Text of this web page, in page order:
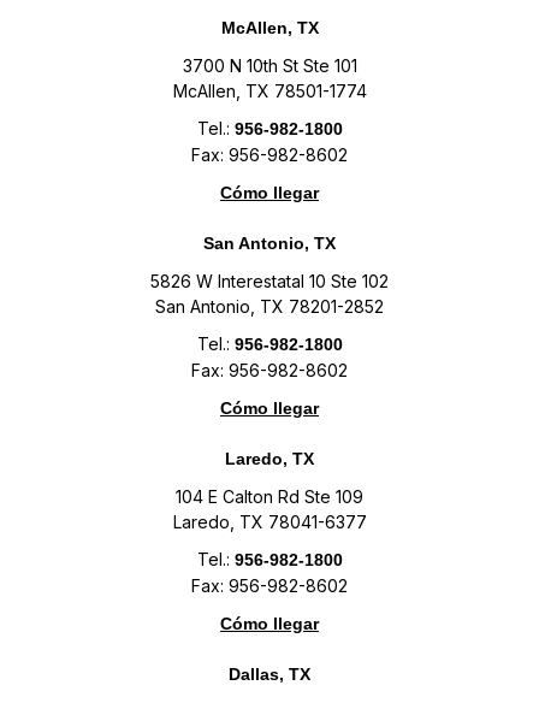
McAllen, TX
3700 N 10th St Ste 101
McAllen, TX 78501-1774
Tel.: 956-982-1800
Fax: 956-982-8602
Cómo llegar
San Antonio, TX
5826 W Interestatal 10 Ste 102
San Antonio, TX 78201-2852
Tel.: 956-982-1800
Fax: 956-982-8602
Cómo llegar
Laredo, TX
104 E Calton Rd Ste 109
Laredo, TX 78041-6377
Tel.: 956-982-1800
Fax: 956-982-8602
Cómo llegar
Dallas, TX